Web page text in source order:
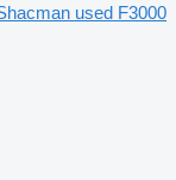
used F3000